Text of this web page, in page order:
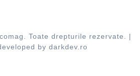
Toate drepturile rezervate. |
by darkdev.ro